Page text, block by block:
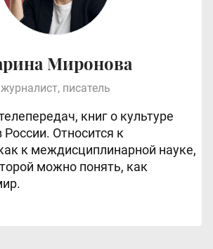
Миронова
журналист, писатель
книг о культуре
Относится к
к междисциплинарной науке,
можно понять, как